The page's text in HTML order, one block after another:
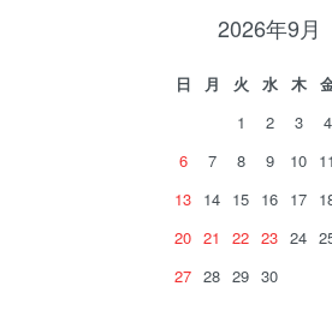
2026年9月
日 月 火 水 木
1
2 3 4
6
7 8 9 10 11
13 14 15 16 17
20 21 22 23 24
27 28 29 30